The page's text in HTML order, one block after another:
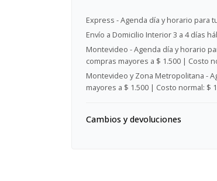
Express - Agenda día y horario para
Envío a Domicilio Interior 3 a 4 días
Montevideo - Agenda día y horario
compras mayores a $ 1.500 | Costo
Montevideo y Zona Metropolitana -
mayores a $ 1.500 | Costo normal: $
Cambios y devoluciones